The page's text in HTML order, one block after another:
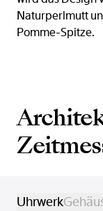
Naturperlmutt
Pomme-Spitze.
Uhrwerk